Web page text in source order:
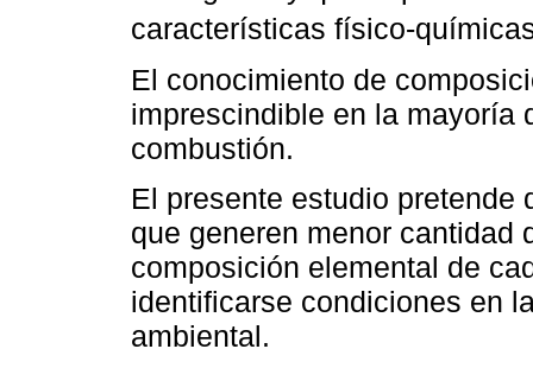
características físico-
El conocimiento de
imprescindible en la mayoría
combustión.
El presente estudio
que generen menor cantidad
composición elemental de
identificarse condiciones en
ambiental.